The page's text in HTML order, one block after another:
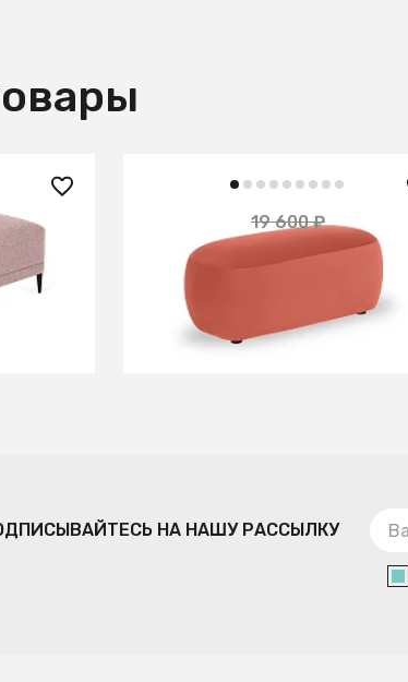
19 600 ₽
Банкетка Cupcake
В КОРЗИНУ
НА НАШУ РАССЫЛКУ